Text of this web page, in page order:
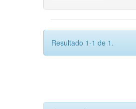
Resultado 1-1 de 1.